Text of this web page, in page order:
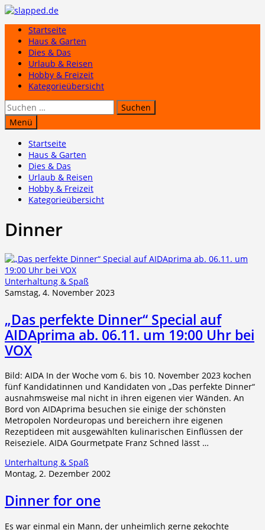
Zum
springenStartseite
Haus & Garten
Dies & Das
Urlaub & Reisen
Hobby & Freizeit
Kategorieübersicht
Suchen
nach:
Menü
Startseite
Haus & Garten
Dies & Das
Urlaub & Reisen
Hobby & Freizeit
Kategorieübersicht
Dinner
Unterhaltung & Spaß
Samstag, 4. November 2023
„Das perfekte Dinner“ Special auf
AIDAprima ab. 06.11. um 19:00 Uhr bei
VOX
Bild: AIDA In der Woche vom 6. bis 10. November 2023 kochen
fünf Kandidatinnen und Kandidaten von „Das perfekte Dinner“
ausnahmsweise mal nicht in ihren eigenen vier Wänden. An
Bord von AIDAprima besuchen sie einige der schönsten
Metropolen Nordeuropas und bereichern ihre eigenen
Rezeptideen mit ausgewählten kulinarischen Einflüssen der
Reiseziele. AIDA Gourmetpate Franz Schned lässt …
Unterhaltung & Spaß
Montag, 2. Dezember 2002
Dinner for one
Es war einmal ein Mann, der unheimlich gerne gekochte